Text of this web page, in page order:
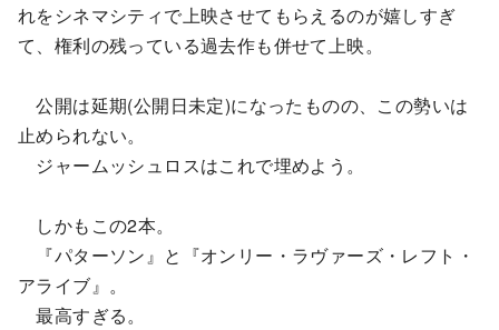
れをシネマシティで上映させてもらえるのが嬉しすぎ
て、権利の残っている過去作も併せて上映。
公開は延期(公開日未定)になったものの、この勢いは
止められない。
ジャームッシュロスはこれで埋めよう。
しかもこの2本。
『パターソン』と『オンリー・ラヴァーズ・レフト・
アライブ』。
最高すぎる。